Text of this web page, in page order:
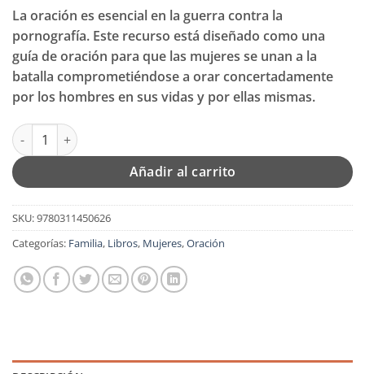
La oración es esencial en la guerra contra la
pornografía. Este recurso está diseñado como una
guía de oración para que las mujeres se unan a la
batalla comprometiéndose a orar concertadamente
por los hombres en sus vidas y por ellas mismas.
Intimidad Peligrosa - Tapa Blanda - Jay Dennis cantidad
Añadir al carrito
SKU:9780311450626
Categorías: Familia, Libros, Mujeres,Oración